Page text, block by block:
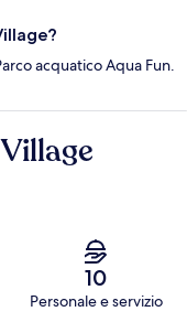
acquatico Aqua Fun.
10
Personale e servizio